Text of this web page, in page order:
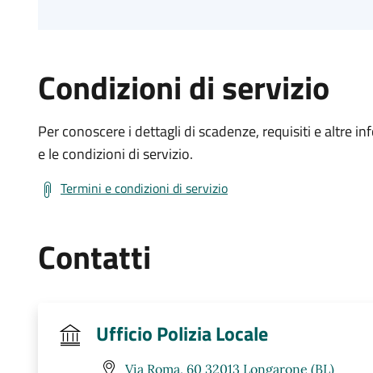
Condizioni di servizio
Per conoscere i dettagli di scadenze, requisiti e altre
e le condizioni di servizio.
Termini e condizioni di servizio
Contatti
Ufficio Polizia Locale
Via Roma, 60 32013 Longarone (BL)